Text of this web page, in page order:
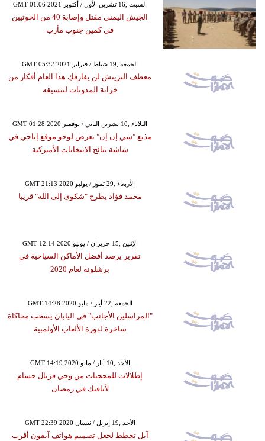
GMT 01:06 2021 السبت ,16 تشرين الأول / أكتوبر
الجيش اليمني مقتل وإصابة 40 من الحوثيين
في كمين جنوب مأرب
GMT 05:32 2021 الجمعة ,19 شباط / فبراير
معطف الترينش لن يفارقكِ هذا العام أفكار من
خزانة المدونات لتنسيقه
GMT 01:28 2020 الثلاثاء ,10 تشرين الثاني / نوفمبر
مذيع "سي إن إن" يعرض لوجو موقع إباحي في
شاشة نتائج الانتخابات الأميركية
GMT 21:13 2020 الأربعاء ,29 تموز / يوليو
محمد فؤاد يطرح "شكوى إلى الله" قريبا
GMT 12:14 2020 الإثنين ,15 حزيران / يونيو
تقرير يرصد أفضل الأماكن السياحية في
برشلونة لعام 2020
GMT 14:28 2020 الجمعة ,22 أيار / مايو
"المراسلين الأجانب" في اليابان يسحب محاكاة
ساخرة لدورة الألعاب الأولمبية
GMT 14:19 2020 الأحد ,10 أيار / مايو
إطلالات للمحجبات من وحي فريال حسام
لأناقتك في رمضان
GMT 22:39 2020 الأحد ,19 إبريل / نيسان
آبل تخطط لجعل تصميم هواتف آيفون أقرب